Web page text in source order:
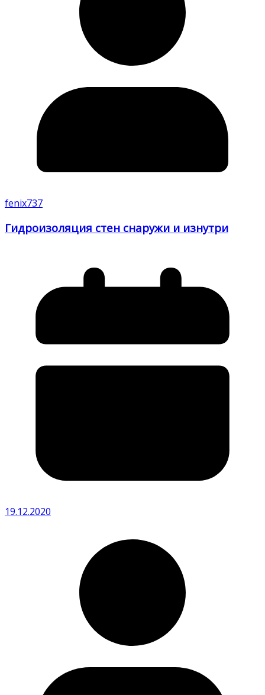
fenix737
Гидроизоляция стен снаружи и изнутри
19.12.2020